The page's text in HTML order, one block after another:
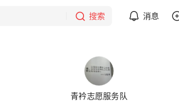
搜索 消息
青衿志愿服务队